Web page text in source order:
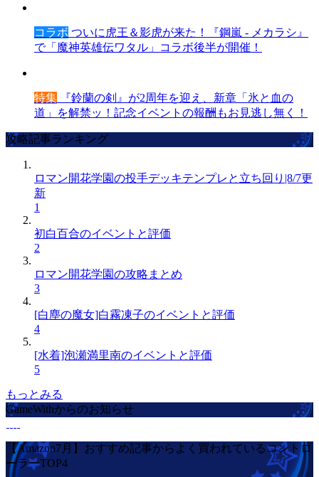
コラボ ついに虎王＆影虎が来た！『鋼嵐 - メカラシ』
で「魔神英雄伝ワタル」コラボ後半が開催！
特集 『鈴蘭の剣』が2周年を迎え、新章「氷と血の
道」を解禁ッ！記念イベントの報酬もお見逃し無く！
攻略記事ランキング
ロマン開花学園の投手デッキテンプレと立ち回り|8/7更
新
1
初白百合のイベントと評価
2
ロマン開花学園の攻略まとめ
3
[白塵の魔女]白霧凍子のイベントと評価
4
[水着]泡瀬満里南のイベントと評価
5
もっとみる
GameWithからのお知らせ
【Amazon7月】おすすめ記事からよく買われているコントロ
ーラーTOP4